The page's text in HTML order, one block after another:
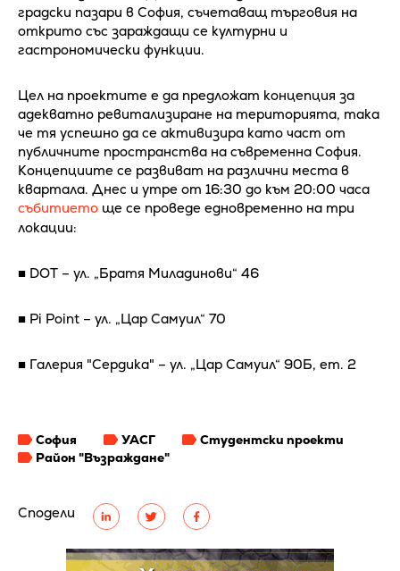
Сподели
градски пазари в София, съчетаващ търговия на
открито със зараждащи се културни и
гастрономически функции.
Цел на проектите е да предложат концепция за
адекватно ревитализиране на територията, така
че тя успешно да се активизира като част от
публичните пространства на съвременна София.
Концепциите се развиват на различни места в
квартала. Днес и утре от 16:30 до към 20:00 часа
събитието ще се проведе едновременно на три
локации:
■ DOT – ул. „Братя Миладинови“ 46
■ Pi Point – ул. „Цар Самуил“ 70
■ Галерия "Сердика" – ул. „Цар Самуил“ 90Б, ет. 2
София УАСГ
Студентски проекти
Район "Възраждане"